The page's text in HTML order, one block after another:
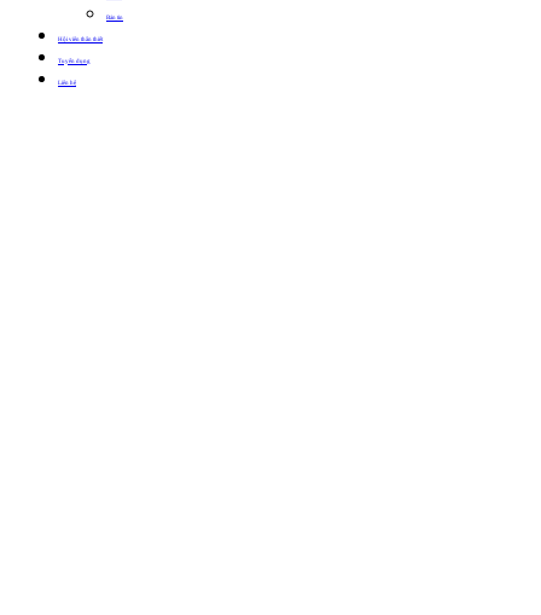
Bản tin
Hội viên thân thiết
Tuyển dụng
Liên hệ